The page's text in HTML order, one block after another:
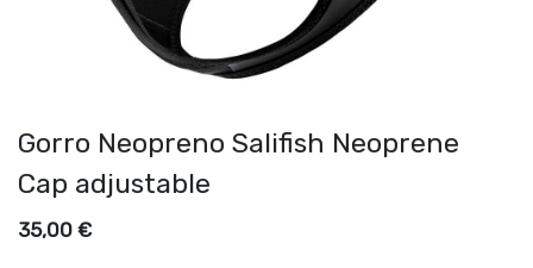
Gorro Neopreno Salifish Neoprene
Cap adjustable
35,00 €